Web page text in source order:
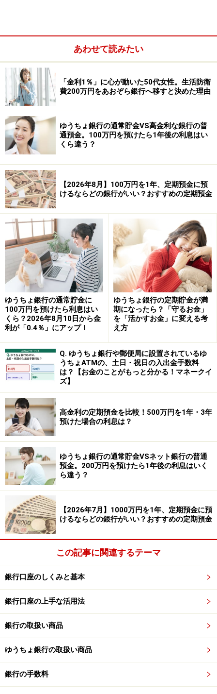
【3年間：年0.6％・半年複利】
・受取利息（税引き後）：7万2257円
参照：金利一覧 ゆうちょ銀行
ネット銀行の定期預金
ネット銀行では、ゆうちょ銀行を上回る金利を設定して
いる商品もあります。
●オリックス銀行（2年）500万円を預けた場合の受取利
息
新規口座開設者限定の優遇金利では、2年もの定期預金
に年1.55％（2026年7月時点）が適用されます。この場
いう条件があります（例：7月5日に口座開設した場合は
9月30日までの申し込みが必要）。
【eダイレクト定期預金・新規口座開設者限定】
・金利：年1.55％（2026年7月時点）
・利息計算：単利
・預入期間：2年
・預入金額：100万円以上
・500万円を預けた場合の2年後の受取利息（税引き
後）：約12万3512円
優遇金利は1年（年1.5％）、5年（1.6％）もあり、トー
タルの預入上限は1000万円です。
参照：
eダイレクト預金 オリックス銀行
新規口座開設者限定 eダイレクト定期預金 優遇金利プロ
●SBJ銀行（3年）500万円を預けた場合の受取利息
SBJ銀行では、夏のボーナス定期預金キャンペーンを実
の定期預金で、募集総額1500億円に達するまで、どなた
でも利用できます。
・金利：年1.5％（2026年7月時点）
あわせて読みたい
「金利1％」に心が動いた50代女性。生活防衛
費200万円をあおぞら銀行へ移すと決めた理由
ゆうちょ銀行の通常貯金VS高金利な銀行の普
通預金。100万円を預けたら1年後の利息はい
くら違う？
【2026年8月】100万円を1年、定期預金に預
けるならどの銀行がいい？おすすめの定期預金
ゆうちょ銀行の通常貯金に
100万円を預けたら利息はい
くら？2026年8月10日から金
利が「0.4％」にアップ！
ゆうちょ銀行の定期貯金が満
期になったら？「守るお金」
を「活かすお金」に変える考
え方
Q. ゆうちょ銀行や郵便局に設置されているゆ
うちょATMの、土日・祝日の入出金手数料
は？【お金のことがもっと分かる！マネークイ
ズ】
高金利の定期預金を比較！500万円を1年・3年
預けた場合の利息は？
ゆうちょ銀行の通常貯金VSネット銀行の普通
預金。200万円を預けたら1年後の利息はいく
ら違う？
【2026年7月】1000万円を1年、定期預金に預
けるならどの銀行がいい？おすすめの定期預金
この記事に関連するテーマ
銀行口座のしくみと基本
銀行口座の上手な活用法
銀行の取扱い商品
ゆうちょ銀行の取扱い商品
銀行の手数料